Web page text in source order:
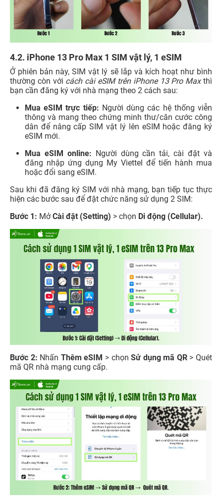
4.2. iPhone 13 Pro Max 1 SIM vật lý, 1 eSIM
Ở phiên bản này, SIM vật lý sẽ lắp và kích hoạt như bình
thường còn với cách cài eSIM trên iPhone 13 Pro Maxthì
bạn cần đăng ký với nhà mạng theo 2 cách sau:
Mua eSIM trực tiếp: Người dùng các hệ thống viễn
thông và mang theo chứng minh thư/căn cước công
dân để nâng cấp SIM vật lý lên eSIM hoặc đăng ký
eSIM mới.
Mua eSIM online: Người dùng cần tải, cài đặt và
đăng nhập ứng dụng My Viettel để tiến hành mua
hoặc đổi sang eSIM.
Sau khi đã đăng ký SIM với nhà mạng, bạn tiếp tục thực
hiện các bước sau để đặt chức năng sử dụng 2 SIM:
Bước 1: MởCài đặt (Setting) > chọn Di động (Cellular).
Bước 2: Nhấn Thêm eSIM > chọnSử dụng mã QR> Quét
mã QR nhà mạng cung cấp.